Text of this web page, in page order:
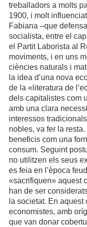
treballadors a molts
1900, i molt
Fabiana –que
socialista, entre el
el Partit Laborista al
moviments, i en uns
ciències naturals i
la idea d’una nova
de la «literatura de
dels capitalistes com
amb una clara
interessos
nobles, va fer la
beneficis com una
consum. Seguint
no utilitzen els seus
es feia en l’època
«sacrifiquen» aquest
han de ser
la societat. En
economistes, amb
que van donar